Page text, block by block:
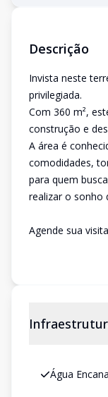
Descrição
Invista neste
privilegiada.
Com 360 m²,
construção e
A área é
comodidades,
para quem
realizar o sonho
Agende sua
Água